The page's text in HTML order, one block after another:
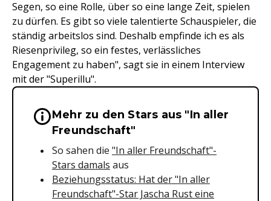
Segen, so eine Rolle, über so eine lange Zeit, spielen
zu dürfen. Es gibt so viele talentierte Schauspieler, die
ständig arbeitslos sind. Deshalb empfinde ich es als
Riesenprivileg, so ein festes, verlässliches
Engagement zu haben", sagt sie in einem Interview
mit der "Superillu".
Wichtige Hinweise &
Mehr zu den Stars aus "In aller
Freundschaft"
So sahen die "In aller Freundschaft"-
Stars damals aus
Beziehungsstatus: Hat der "In aller
Freundschaft"-Star Jascha Rust eine